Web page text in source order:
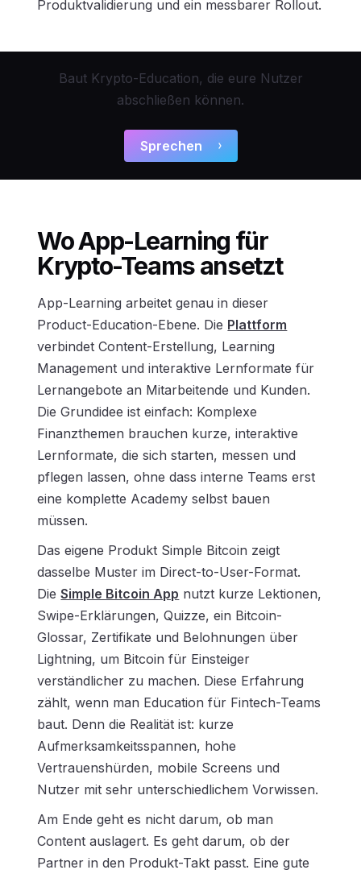
Produktvalidierung und ein messbarer Rollout.
Baut Krypto-Education, die eure Nutzer
abschließen können.
Sprechen
Wo App-Learning für
Krypto-Teams ansetzt
App-Learning arbeitet genau in dieser
Product-Education-Ebene. Die Plattform
verbindet Content-Erstellung, Learning
Management und interaktive Lernformate für
Lernangebote an Mitarbeitende und Kunden.
Die Grundidee ist einfach: Komplexe
Finanzthemen brauchen kurze, interaktive
Lernformate, die sich starten, messen und
pflegen lassen, ohne dass interne Teams erst
eine komplette Academy selbst bauen
müssen.
Das eigene Produkt Simple Bitcoin zeigt
dasselbe Muster im Direct-to-User-Format.
DieSimple Bitcoin App nutzt kurze Lektionen,
Swipe-Erklärungen, Quizze, ein Bitcoin-
Glossar, Zertifikate und Belohnungen über
Lightning, um Bitcoin für Einsteiger
verständlicher zu machen. Diese Erfahrung
zählt, wenn man Education für Fintech-Teams
baut. Denn die Realität ist: kurze
Aufmerksamkeitsspannen, hohe
Vertrauenshürden, mobile Screens und
Nutzer mit sehr unterschiedlichem Vorwissen.
Am Ende geht es nicht darum, ob man
Content auslagert. Es geht darum, ob der
Partner in den Produkt-Takt passt. Eine gute